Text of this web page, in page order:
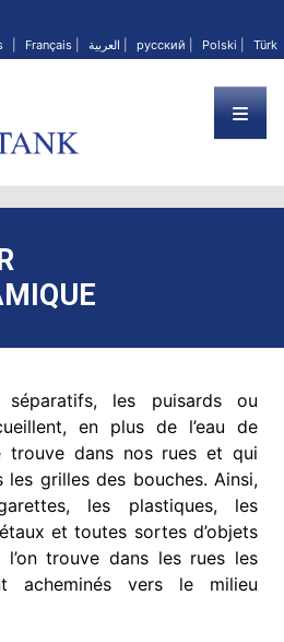
Français العربية русский Polski Türk
séparatifs, les puisards ou
en plus de l’eau de
dans nos rues et qui
grilles des bouches. Ainsi,
les plastiques, les
et toutes sortes d’objets
trouve dans les rues les
acheminés vers le milieu